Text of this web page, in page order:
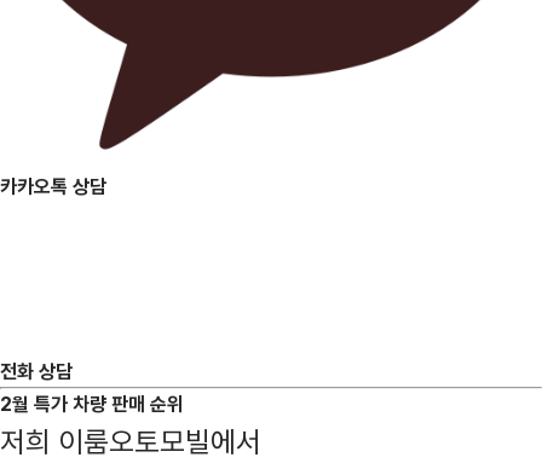
카카오톡 상담
전화 상담
2월 특가 차량 판매 순위
저희 이룸오토모빌에서